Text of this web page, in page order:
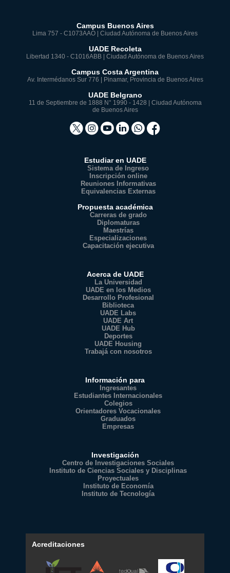
Campus Buenos Aires
Lima 757 - C1073AAO | Ciudad Autónoma de Buenos Aires
UADE Recoleta
Libertad 1340 - C1016ABB | Ciudad Autónoma de Buenos Aires
Campus Costa Argentina
Av. Intermédanos Sur 776 | Pinamar, Provincia de Buenos Aires
UADE Belgrano
11 de Septiembre de 1888 N° 1990 - 1428 | Ciudad Autónoma
de Buenos Aires
Estudiar en UADE
Sistema de Ingreso
Inscripción online
Reuniones Informativas
Equivalencias Externas
Propuesta académica
Carreras de grado
Diplomaturas
Maestrías
Especializaciones
Capacitación ejecutiva
Acerca de UADE
La Universidad
UADE en los Medios
Desarrollo Profesional
Biblioteca
UADE Labs
UADE Art
UADE Hub
Deportes
UADE Housing
Trabajá con nosotros
Información para
Ingresantes
Estudiantes Internacionales
Colegios
Orientadores Vocacionales
Graduados
Empresas
Investigación
Centro de Investigaciones Sociales
Instituto de Ciencias Sociales y Disciplinas
Proyectuales
Instituto de Economía
Instituto de Tecnología
Acreditaciones